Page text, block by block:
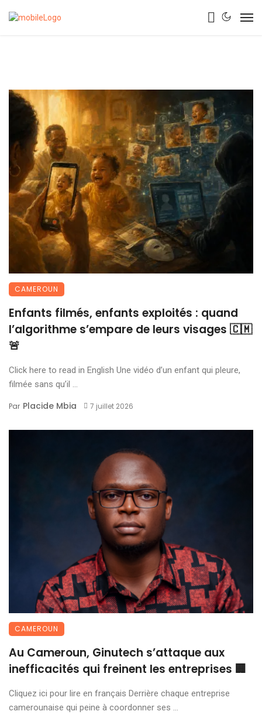
CAMEROUN
Enfants filmés, enfants exploités : quand
l’algorithme s’empare de leurs visages 🇨🇲
🚨
Click here to read in English Une vidéo d’un enfant qui pleure,
filmée sans qu’il ...
Par Placide Mbia 7 juillet 2026
CAMEROUN
Au Cameroun, Ginutech s’attaque aux
inefficacités qui freinent les entreprises 🏢
Cliquez ici pour lire en français Derrière chaque entreprise
camerounaise qui peine à coordonner ses ...